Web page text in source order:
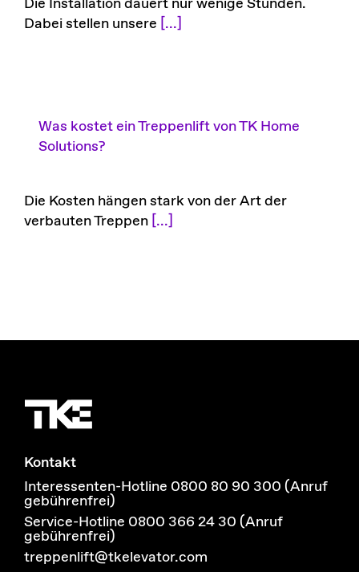
Die Installation dauert nur wenige Stunden.
Dabei stellen unsere [...]
Was kostet ein Treppenlift von TK Home
Solutions?
Die Kosten hängen stark von der Art der
verbauten Treppen [...]
Kontakt
Interessenten-Hotline 0800 80 90 300 (Anruf
gebührenfrei)
Service-Hotline 0800 366 24 30 (Anruf
gebührenfrei)
treppenlift@tkelevator.com